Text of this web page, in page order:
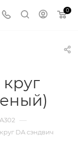
0
A302 —
DA сэндвич